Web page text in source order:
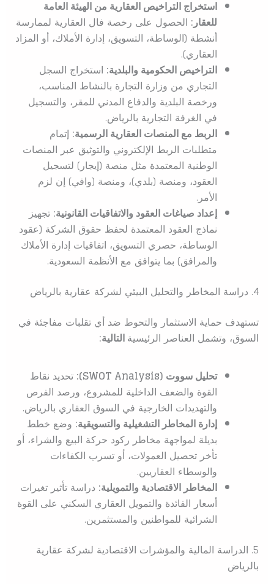
استخراج التراخيص العقارية من الهيئة العامة
للعقار:الحصول على رخصة فال العقارية لممارسة
أنشطة (الوساطة، التسويق، إدارة الأملاك، أو المزاد
العقاري).
التراخيص الحكومية والبلدية:استخراج السجل
التجاري من وزارة التجارة بالنشاط المناسب،
ورخصة البلدية والدفاع المدني للمقر، والتسجيل
في الغرفة التجارية بالرياض.
الربط مع المنصات العقارية الرسمية:إتمام
متطلبات الربط الإلكتروني والتوثيق عبر المنصات
الوطنية المعتمدة مثل منصة (إيجار) لتسجيل
العقود، ومنصة (بلدي)، ومنصة (وافي) إن لزم
الأمر.
إعداد صياغات العقود والاتفاقيات القانونية:تجهيز
نماذج العقود المعتمدة لحفظ حقوق الشركة (عقود
الوساطة، حصري التسويق، اتفاقيات إدارة الأملاك
والمرافق) بما يتوافق مع الأنظمة السعودية.
4. دراسة المخاطر والتحليل البيئي لشركة عقارية بالرياض
تستهدف حماية الاستثمار والتحوط ضد أي تقلبات مفاجئة في
السوق، وتشمل العناصر الرئيسيةالتالية:
تحليل سووت (SWOT Analysis):
تحديد نقاط
القوة والضعف الداخلية للمشروع، ورصد الفرص
والتهديدات الخارجية في السوق العقاري بالرياض.
إدارة المخاطر التشغيلية والتسويقية:وضع خطط
بديلة لمواجهة مخاطر ركود حركة البيع والشراء، أو
تأخر تحصيل العمولات، أو تسرب الكفاءات
والوسطاء العقاريين.
المخاطر الاقتصادية والتمويلية:دراسة تأثير تغيرات
أسعار الفائدة والتمويل العقاري السكني على القوة
الشرائية للمواطنين والمستثمرين.
5. الدراسة المالية والمؤشرات الاقتصادية لشركة عقارية
بالرياض